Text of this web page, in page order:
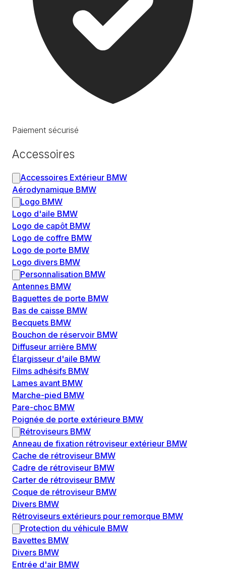
Paiement sécurisé
Accessoires
Accessoires Extérieur BMW
Aérodynamique BMW
Logo BMW
Logo d'aile BMW
Logo de capôt BMW
Logo de coffre BMW
Logo de porte BMW
Logo divers BMW
Personnalisation BMW
Antennes BMW
Baguettes de porte BMW
Bas de caisse BMW
Becquets BMW
Bouchon de réservoir BMW
Diffuseur arrière BMW
Élargisseur d'aile BMW
Films adhésifs BMW
Lames avant BMW
Marche-pied BMW
Pare-choc BMW
Poignée de porte extérieure BMW
Rétroviseurs BMW
Anneau de fixation rétroviseur extérieur BMW
Cache de rétroviseur BMW
Cadre de rétroviseur BMW
Carter de rétroviseur BMW
Coque de rétroviseur BMW
Divers BMW
Rétroviseurs extérieurs pour remorque BMW
Protection du véhicule BMW
Bavettes BMW
Divers BMW
Entrée d'air BMW